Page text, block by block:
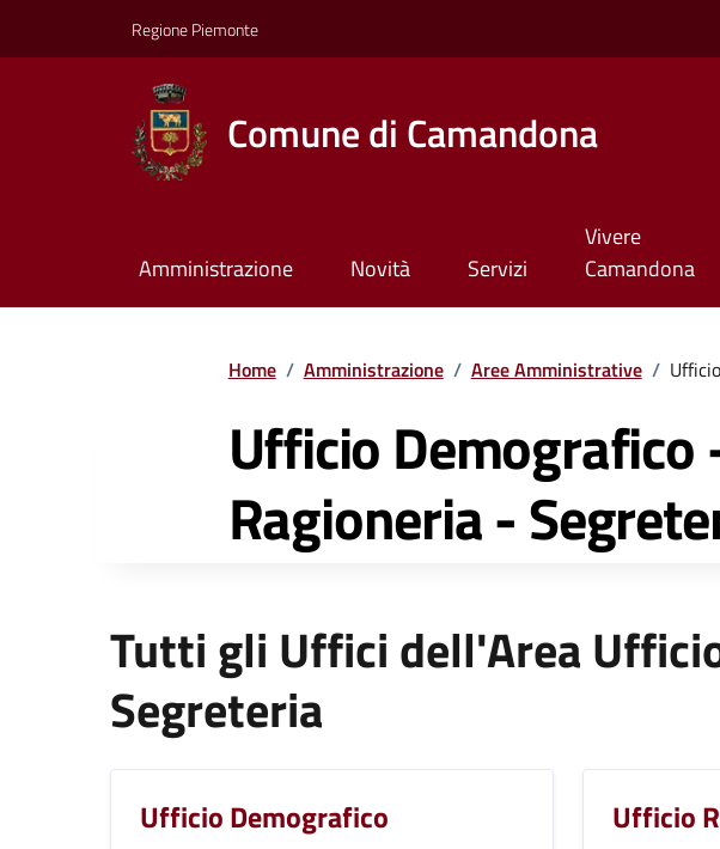
Regione Piemonte
Comune di Camandona
Amministrazione Novità Servizi
Vivere
Camandona
Home / Amministrazione / Aree Amministrative /
Ufficio Demografico
Ragioneria -
Tutti gli Uffici dell'Area
Segreteria
Ufficio Demografico Ufficio